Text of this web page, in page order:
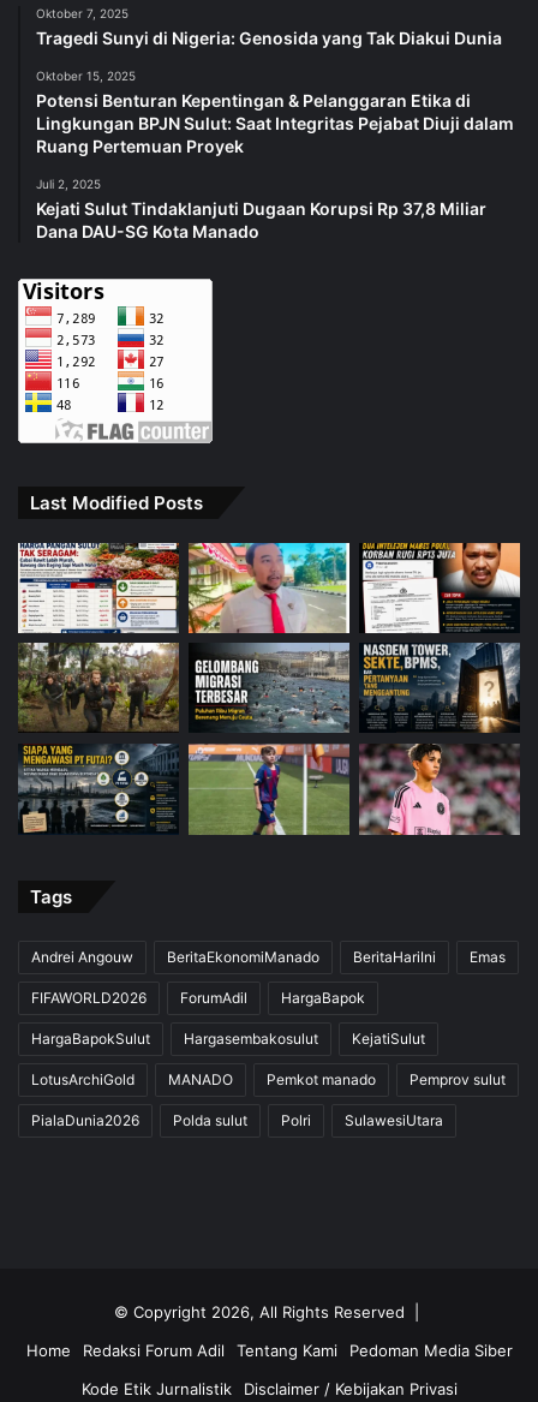
Oktober 7, 2025
Tragedi Sunyi di Nigeria: Genosida yang Tak Diakui Dunia
Oktober 15, 2025
Potensi Benturan Kepentingan & Pelanggaran Etika di
Lingkungan BPJN Sulut: Saat Integritas Pejabat Diuji dalam
Ruang Pertemuan Proyek
Juli 2, 2025
Kejati Sulut Tindaklanjuti Dugaan Korupsi Rp 37,8 Miliar
Dana DAU-SG Kota Manado
Last Modified Posts
Tags
Andrei Angouw BeritaEkonomiManado BeritaHariIni Emas
FIFAWORLD2026 ForumAdil HargaBapok
HargaBapokSulut Hargasembakosulut KejatiSulut
LotusArchiGold MANADO Pemkot manado Pemprov sulut
PialaDunia2026 Polda sulut Polri SulawesiUtara
© Copyright 2026, All Rights Reserved |
Home
Redaksi Forum Adil Tentang Kami
Pedoman Media Siber
Kode Etik Jurnalistik
Disclaimer / Kebijakan Privasi